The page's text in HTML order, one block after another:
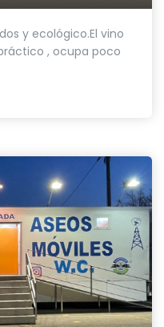
y ecológico.El vino
, ocupa poco